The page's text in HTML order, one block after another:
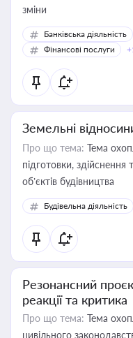
зміни
Банківська діяльність
Фінансові послуги
Земельні
Про що тема: Тема
підготовки, здійснення
об’єктів будівництва
Будівельна діяльність
Резонансний
реакції та критика
Про що тема: Тема
цивільного